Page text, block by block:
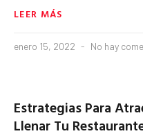
LEER MÁS
enero 15, 2022 No hay
Estrategias Para
Llenar Tu